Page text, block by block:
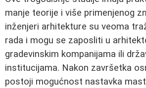
manje teorije i više primenjenog
inženjeri arhitekture su veoma
rada i mogu se zaposliti u
gradevinskim kompanijama ili
institucijama. Nakon završetka
postoji mogućnost nastavka